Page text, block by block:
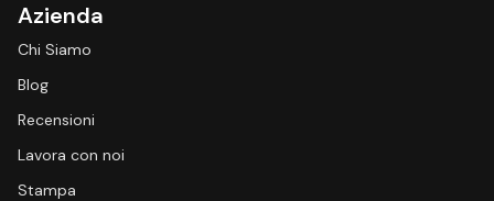
Azienda
Chi Siamo
Blog
Recensioni
Lavora con noi
Stampa